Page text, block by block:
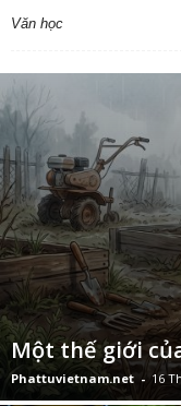
Văn học
Một thế giới
Phattuvietnam.net - 16